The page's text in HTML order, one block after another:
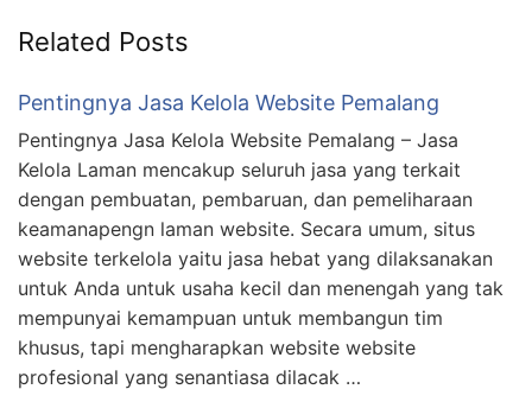
Related Posts
Pentingnya Jasa Kelola Website Pemalang
Pentingnya Jasa Kelola Website Pemalang – Jasa
Kelola Laman mencakup seluruh jasa yang terkait
dengan pembuatan, pembaruan, dan pemeliharaan
keamanapengn laman website. Secara umum, situs
website terkelola yaitu jasa hebat yang dilaksanakan
untuk Anda untuk usaha kecil dan menengah yang tak
mempunyai kemampuan untuk membangun tim
khusus, tapi mengharapkan website website
profesional yang senantiasa dilacak …